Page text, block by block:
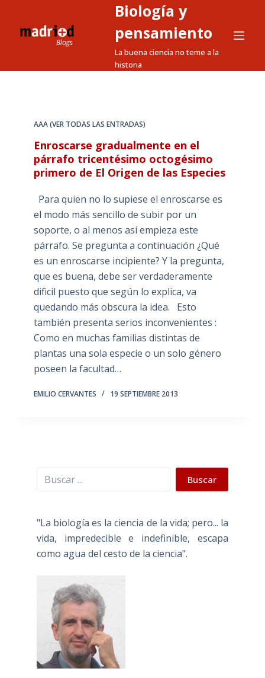
a
Biología y
pensamiento
La buena ciencia no teme a la
historia
AAA (VER TODAS LAS ENTRADAS)
Enroscarse gradualmente en el
párrafo tricentésimo octogésimo
primero de El Origen de las Especies
Para quien no lo supiese el enroscarse es
el modo más sencillo de subir por un
soporte, o al menos así empieza este
párrafo. Se pregunta a continuación ¿Qué
es un enroscarse incipiente? Y la pregunta,
que es buena, debe ser verdaderamente
dificil puesto que según lo explica, va
quedando más obscura la idea. Esto
también presenta serios inconvenientes :
Como en muchas familias distintas de
plantas una sola especie o un solo género
poseen la facultad…
EMILIO CERVANTES 19 SEPTIEMBRE 2013
Buscar Buscar
"La biología es la ciencia de la vida; pero... la
vida, impredecible e indefinible, escapa
como agua del cesto de la ciencia".